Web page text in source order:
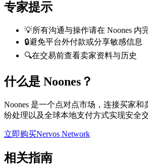
专家提示
💡所有沟通与操作请在 Noones 内
🔒避免平台外付款或分享敏感信息
🔍在交易前查看卖家资料与历史
什么是 Noones？
Noones 是一个点对点市场，连接买家和
纷处理以及全球本地支付方式实现安全交
立即购买Nervos Network
相关指南